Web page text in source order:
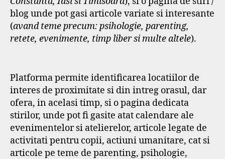
blog unde pot gasi articole variate si interesante
(avand teme precum: psihologie, parenting,
retete, evenimente, timp liber si multe altele).
Platforma permite identificarea locatiilor de
interes de proximitate si din intreg orasul, dar
ofera, in acelasi timp, si o pagina dedicata
stirilor, unde pot fi gasite atat calendare ale
evenimentelor si atelierelor, articole legate de
activitati pentru copii, actiuni umanitare, cat si
articole pe teme de parenting, psihologie,